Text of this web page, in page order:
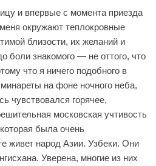
и впервые с момента приезда
окружают теплокровные
близости, их желаний и
боли знакомого — не оттого, что
что я ничего подобного в
на фоне ночного неба,
чувствовался горячее,
московская учтивость
была очень
живет народ Азии. Узбеки. Они
Уверена, многие из них